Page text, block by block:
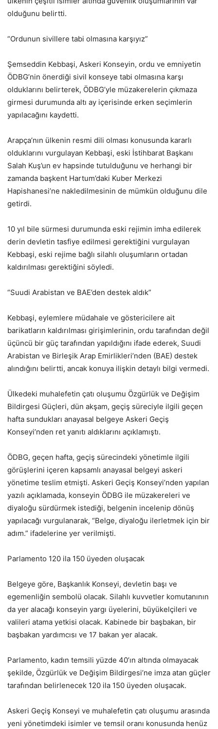
olduğunu belirtti.
“Ordunun sivillere tabi olmasına karşıyız”
Şemseddin Kebbaşi, Askeri Konseyin, ordu ve emniyetin
ÖDBG’nin önerdiği sivil konseye tabi olmasına karşı
olduklarını belirterek, ÖDBG’yle müzakerelerin çıkmaza
girmesi durumunda altı ay içerisinde erken seçimlerin
yapılacağını kaydetti.
Arapça’nın ülkenin resmi dili olması konusunda kararlı
olduklarını vurgulayan Kebbaşi, eski İstihbarat Başkanı
Salah Kuş’un ev hapsinde tutulduğunu ve herhangi bir
zamanda başkent Hartum’daki Kuber Merkezi
Hapishanesi’ne nakledilmesinin de mümkün olduğunu dile
getirdi.
10 yıl bile sürmesi durumunda eski rejimin imha edilerek
derin devletin tasfiye edilmesi gerektiğini vurgulayan
Kebbaşi, eski rejime bağlı silahlı oluşumların ortadan
kaldırılması gerektiğini söyledi.
“Suudi Arabistan ve BAE’den destek aldık”
Kebbaşi, eylemlere müdahale ve göstericilere ait
barikatların kaldırılması girişimlerinin, ordu tarafından değil
üçüncü bir güç tarafından yapıldığını ifade ederek, Suudi
Arabistan ve Birleşik Arap Emirlikleri’nden (BAE) destek
alındığını belirtti, ancak konuya ilişkin detaylı bilgi vermedi.
Ülkedeki muhalefetin çatı oluşumu Özgürlük ve Değişim
Bildirgesi Güçleri, dün akşam, geçiş süreciyle ilgili geçen
hafta sundukları anayasal belgeye Askeri Geçiş
Konseyi’nden ret yanıtı aldıklarını açıklamıştı.
ÖDBG, geçen hafta, geçiş sürecindeki yönetimle ilgili
görüşlerini içeren kapsamlı anayasal belgeyi askeri
yönetime teslim etmişti. Askeri Geçiş Konseyi’nden yapılan
yazılı açıklamada, konseyin ÖDBG ile müzakereleri ve
diyaloğu sürdürmek istediği, belgenin incelenip dönüş
yapılacağı vurgulanarak, “Belge, diyaloğu ilerletmek için bir
adım.” ifadelerine yer verilmişti.
Parlamento 120 ila 150 üyeden oluşacak
Belgeye göre, Başkanlık Konseyi, devletin başı ve
egemenliğin sembolü olacak. Silahlı kuvvetler komutanının
da yer alacağı konseyin yargı üyelerini, büyükelçileri ve
valileri atama yetkisi olacak. Kabinede bir başbakan, bir
başbakan yardımcısı ve 17 bakan yer alacak.
Parlamento, kadın temsili yüzde 40’ın altında olmayacak
şekilde, Özgürlük ve Değişim Bildirgesi’ne imza atan güçler
tarafından belirlenecek 120 ila 150 üyeden oluşacak.
Askeri Geçiş Konseyi ve muhalefetin çatı oluşumu arasında
yeni yönetimdeki isimler ve temsil oranı konusunda henüz